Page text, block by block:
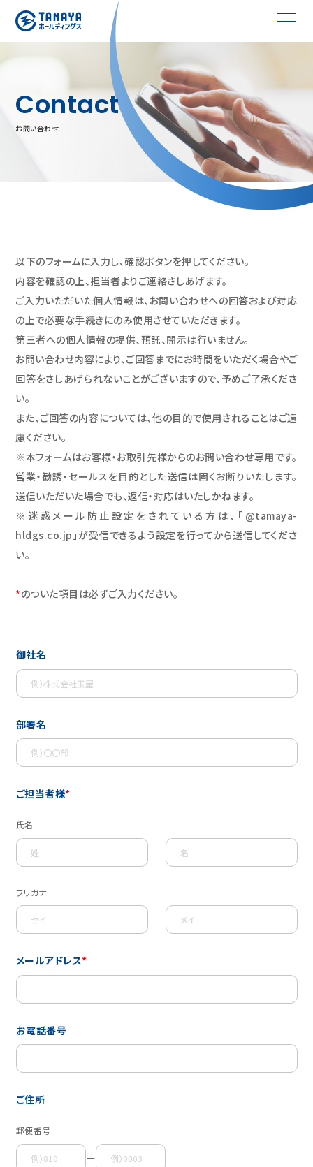
Contact
お問い合わせ
以下のフォームに入力し、確認ボタンを押してください。
内容を確認の上、担当者よりご連絡さしあげます。
ご入力いただいた個人情報は、お問い合わせへの回答および対応
の上で必要な手続きにのみ使用させていただきます。
第三者への個人情報の提供、預託、開示は行いません。
お問い合わせ内容により、ご回答までにお時間をいただく場合やご
回答をさしあげられないことがございますので、予めご了承くださ
い。
また、ご回答の内容については、他の目的で使用されることはご遠
慮ください。
※本フォームはお客様・お取引先様からのお問い合わせ専用です。
営業・勧誘・セールスを目的とした送信は固くお断りいたします。
送信いただいた場合でも、返信・対応はいたしかねます。
※迷惑メール防止設定をされている方は、「@tamaya-
hldgs.co.jp」が受信できるよう設定を行ってから送信してくださ
い。
*のついた項目は必ずご入力ください。
御社名
部署名
ご担当者様*
氏名
フリガナ
メールアドレス*
お電話番号
ご住所
郵便番号
ー